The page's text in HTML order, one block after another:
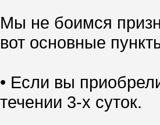
Мы не боимся
вот основные
• Если вы
течении 3-х суток.